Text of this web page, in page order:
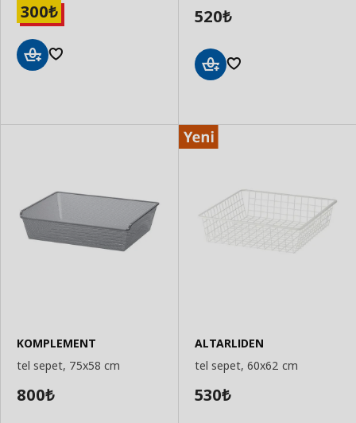
300₺ 520₺
KOMPLEMENT
tel sepet, 75x58 cm
800₺
ALTARLIDEN
tel sepet, 60x62 cm
530₺